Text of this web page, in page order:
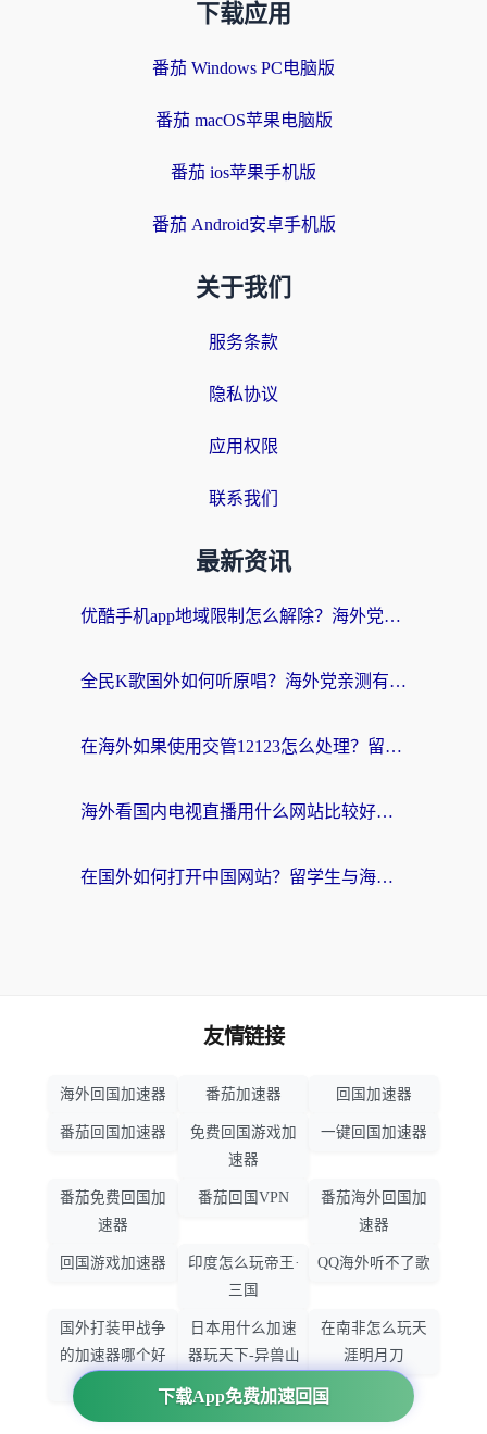
下载应用
番茄 Windows PC电脑版
番茄 macOS苹果电脑版
番茄 ios苹果手机版
番茄 Android安卓手机版
关于我们
服务条款
隐私协议
应用权限
联系我们
最新资讯
优酷手机app地域限制怎么解除？海外党亲测有效的追剧方案
全民K歌国外如何听原唱？海外党亲测有效的回国加速器选择指南
在海外如果使用交管12123怎么处理？留学生亲测有效的回国加速方案
海外看国内电视直播用什么网站比较好？一篇解决你所有追剧难题的实用指南
在国外如何打开中国网站？留学生与海外华人的无缝访问指南
下载App免费加速回国
友情链接
海外回国加速器 番茄加速器 回国加速器
番茄回国加速器
免费回国游戏加
速器
一键回国加速器
番茄免费回国加
速器
番茄回国VPN
番茄海外回国加
速器
回国游戏加速器
印度怎么玩帝王·
三国
QQ海外听不了歌
国外打装甲战争
的加速器哪个好
日本用什么加速
器玩天下-异兽山
海
在南非怎么玩天
涯明月刀